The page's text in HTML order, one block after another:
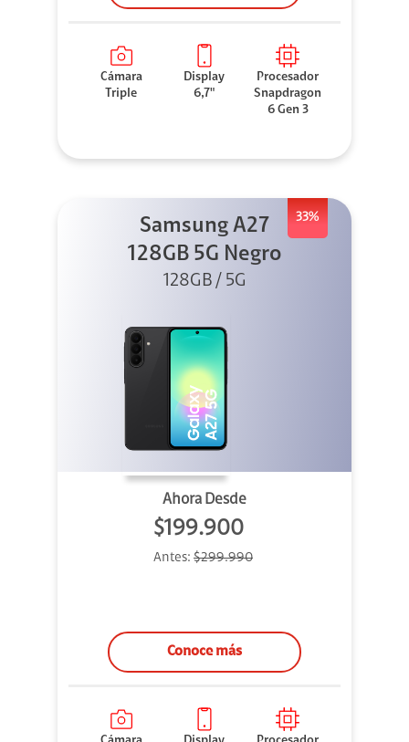
Cámara
Triple
Display
6,7"
Procesador
Snapdragon
6 Gen 3
33%
Samsung A27
128GB 5G Negro
128GB / 5G
Ahora Desde
$199.900
Antes: $299.990
Conoce más